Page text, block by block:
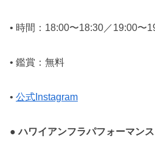
• 時間：18:00〜18:30／19:00〜
• 鑑賞：無料
• 公式Instagram
● ハワイアンフラパフォーマンス